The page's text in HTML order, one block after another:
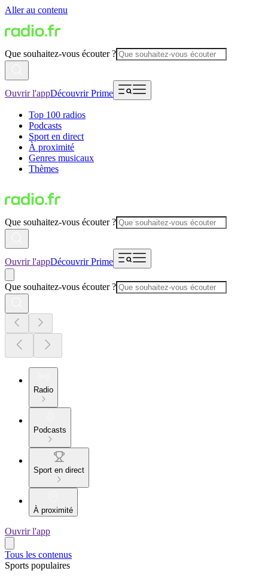
Aller au contenu
Que souhaitez-vous écouter ?
Ouvrir l'appDécouvrir Prime
Top 100 radios
Podcasts
Sport en direct
À proximité
Genres musicaux
Thèmes
Que souhaitez-vous écouter ?
Ouvrir l'appDécouvrir Prime
Que souhaitez-vous écouter ?
Radio
Podcasts
Sport en direct
À proximité
Ouvrir l'app
Tous les contenus
Sports populaires